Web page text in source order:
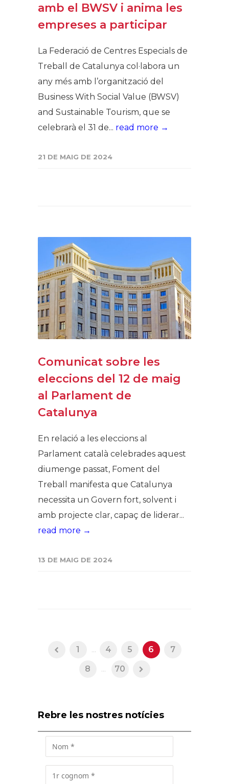
amb el BWSV i anima les
empreses a participar
La Federació de Centres Especials de
Treball de Catalunya col·labora un
any més amb l’organització del
Business With Social Value (BWSV)
and Sustainable Tourism, que se
celebrarà el 31 de... read more →
21 DE MAIG DE 2024
Comunicat sobre les
eleccions del 12 de maig
al Parlament de
Catalunya
En relació a les eleccions al
Parlament català celebrades aquest
diumenge passat, Foment del
Treball manifesta que Catalunya
necessita un Govern fort, solvent i
amb projecte clar, capaç de liderar...
read more →
13 DE MAIG DE 2024
1 ... 4 5 6
7
8
... 70
Rebre les nostres notícies